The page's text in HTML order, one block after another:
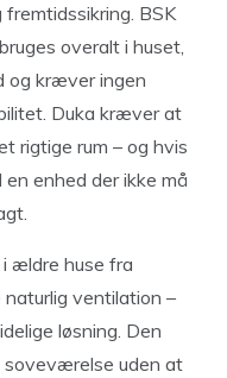
BSK
overalt i huset,
og kræver ingen
Duka kræver at
rigtige rum – og hvis
enhed der ikke må
ældre huse fra
naturlig ventilation –
løsning. Den
uden at